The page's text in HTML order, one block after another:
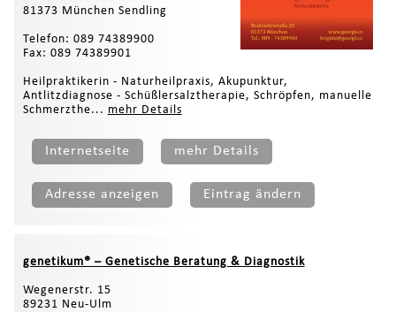
81373 München Sendling
Telefon: 089 74389900
Fax: 089 74389901
Heilpraktikerin - Naturheilpraxis, Akupunktur,
Antlitzdiagnose - Schüßlersalztherapie, Schröpfen, manuelle
Schmerzthe... mehr Details
Internetseite mehr Details
Adresse anzeigen Eintrag ändern
genetikum® – Genetische Beratung & Diagnostik
Wegenerstr. 15
89231 Neu-Ulm